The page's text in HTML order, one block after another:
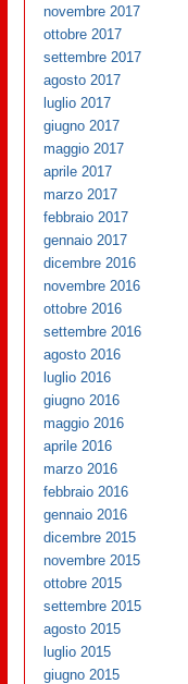
novembre 2017
ottobre 2017
settembre 2017
agosto 2017
luglio 2017
giugno 2017
maggio 2017
aprile 2017
marzo 2017
febbraio 2017
gennaio 2017
dicembre 2016
novembre 2016
ottobre 2016
settembre 2016
agosto 2016
luglio 2016
giugno 2016
maggio 2016
aprile 2016
marzo 2016
febbraio 2016
gennaio 2016
dicembre 2015
novembre 2015
ottobre 2015
settembre 2015
agosto 2015
luglio 2015
giugno 2015